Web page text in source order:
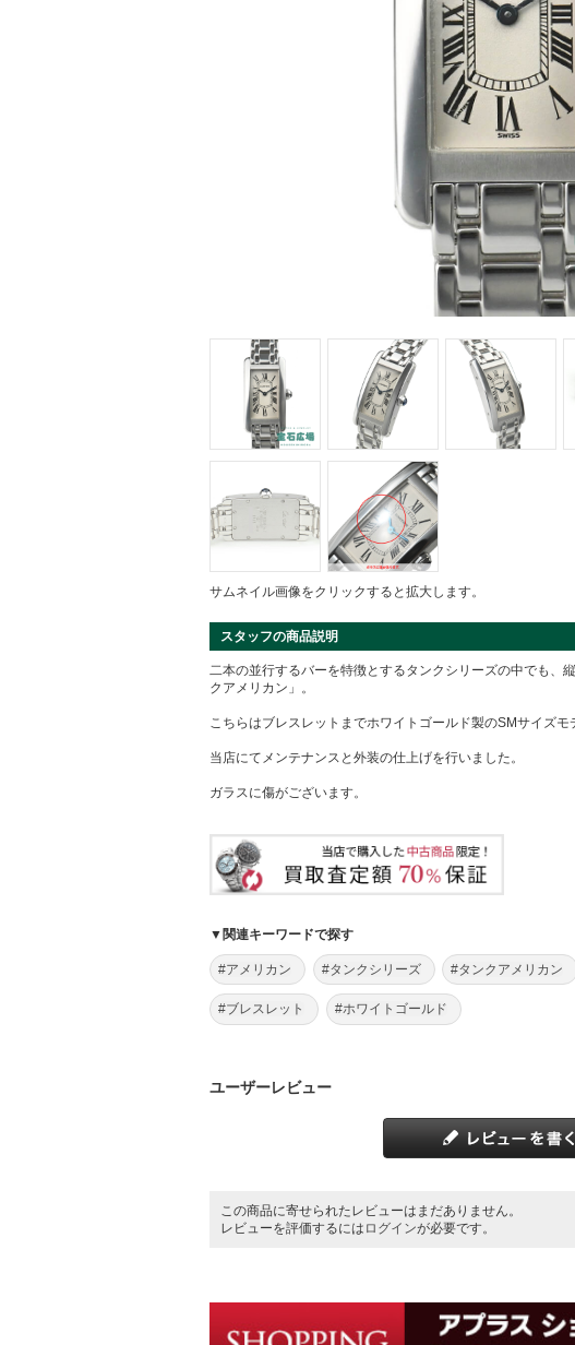
サムネイル画像をクリックすると拡大します。
スタッフの商品説明
二本の並行するバーを特徴とするタンクシリーズの中でも、
クアメリカン」。
こちらはブレスレットまでホワイトゴールド製のSMサイズモ
当店にてメンテナンスと外装の仕上げを行いました。
ガラスに傷がございます。
▼関連キーワードで探す
#アメリカン #タンクシリーズ #タンクアメリカン
#ブレスレット #ホワイトゴールド
ユーザーレビュー
この商品に寄せられたレビューはまだありません。
レビューを評価するには ログインが必要です。